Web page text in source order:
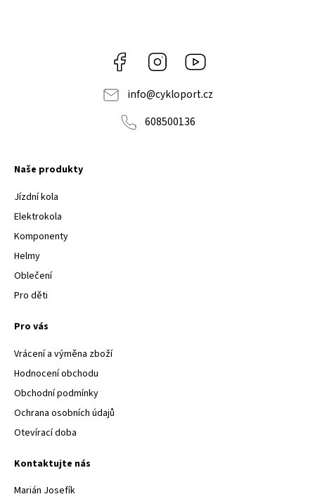
Facebook Instagram
info@cykloport.cz
608500136
Naše produkty
Jízdní kola
Elektrokola
Komponenty
Helmy
Oblečení
Pro děti
Pro vás
Vrácení a výměna zboží
Hodnocení obchodu
Obchodní podmínky
Ochrana osobních údajů
Otevírací doba
Kontaktujte nás
Marián Josefík